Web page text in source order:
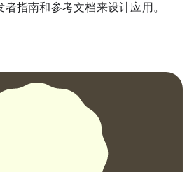
指南和参考文档来设计应用。